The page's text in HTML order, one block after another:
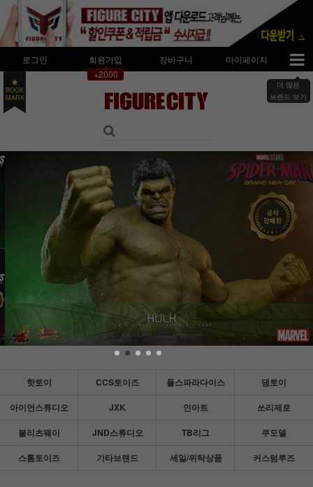
로그인
회원가입
+2000
장바구니 마이페이지
더 많은
브랜드 보기
BOOK
MARK
핫토이 CCS토이즈 풀스파라다이스
댐토이
아이언스튜디오
JXK 인아트
쓰리제로
블리츠웨이
JND스튜디오 TB리그
쿠모델
스톰토이즈
기타브랜드 세일/위탁상품 커스텀루즈